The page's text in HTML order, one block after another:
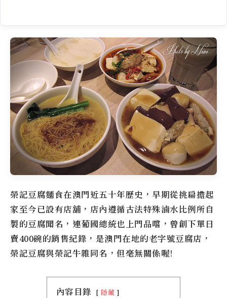
榮記豆腐麵食在澳門近五十年歷史，早期從挑扁擔起
家至今已設有店舖，店內遵循古法特殊滷水比例所自
製的豆腐聞名，連葡國總統也上門品嚐，曾創下單日
賣400碗的銷售紀錄，是澳門在地的老字號豆腐店，
榮記豆腐與榮記牛雜同名，但毫無關係喔!
內容目錄 隱藏